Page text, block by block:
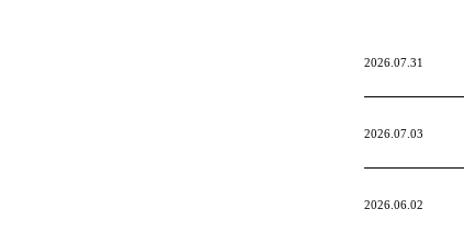
2026.07.31
2026.07.03
2026.06.02